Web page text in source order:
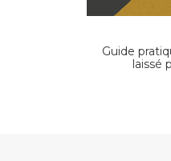
Guide
laissé